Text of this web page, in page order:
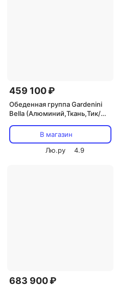
459 100 ₽
Обеденная группа Gardenini
Bella (Алюминий,Ткань,Тик/
дерево) арт.DBLL.010828.C4
В магазин
Лю.ру
4.9
683 900 ₽